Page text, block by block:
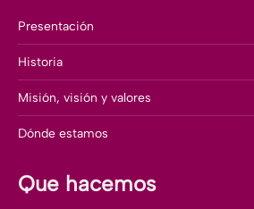
Presentación
Historia
Misión, visión y valores
Dónde estamos
Que hacemos